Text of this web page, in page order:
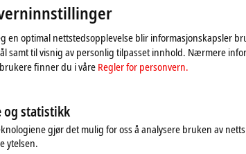
components to implement simple
Motion
en optimal nettstedsopplevelse blir informasjonskapsler
samt til visnig av personlig tilpasset innhold. Nærmere
finner du i våre Regler for personvern.
og statistikk
gjør det mulig for oss å analysere bruken av
ytelsen.